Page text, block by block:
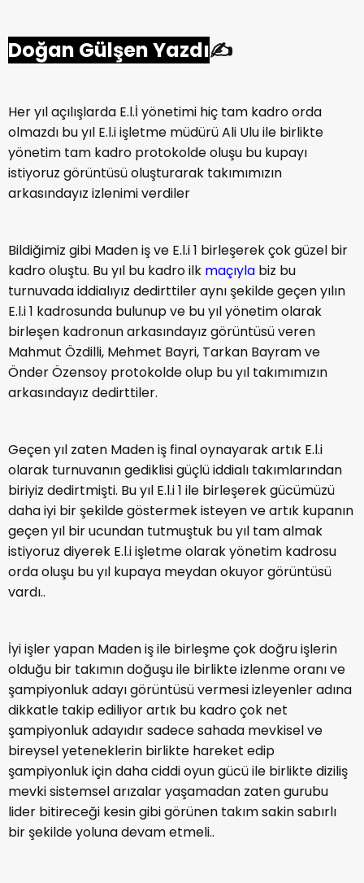
Doğan Gülşen Yazdı✍
Her yıl açılışlarda E.l.İ yönetimi hiç tam kadro orda
olmazdı bu yıl E.l.i işletme müdürü Ali Ulu ile birlikte
yönetim tam kadro protokolde oluşu bu kupayı
istiyoruz görüntüsü oluşturarak takımımızın
arkasındayız izlenimi verdiler
Bildiğimiz gibi Maden iş ve E.l.i 1 birleşerek çok güzel bir
kadro oluştu. Bu yıl bu kadro ilk maçıyla biz bu
turnuvada iddialıyız dedirttiler aynı şekilde geçen yılın
E.l.i 1 kadrosunda bulunup ve bu yıl yönetim olarak
birleşen kadronun arkasındayız görüntüsü veren
Mahmut Özdilli, Mehmet Bayri, Tarkan Bayram ve
Önder Özensoy protokolde olup bu yıl takımımızın
arkasındayız dedirttiler.
Geçen yıl zaten Maden iş final oynayarak artık E.l.i
olarak turnuvanın gediklisi güçlü iddialı takımlarından
biriyiz dedirtmişti. Bu yıl E.l.i 1 ile birleşerek gücümüzü
daha iyi bir şekilde göstermek isteyen ve artık kupanın
geçen yıl bir ucundan tutmuştuk bu yıl tam almak
istiyoruz diyerek E.l.i işletme olarak yönetim kadrosu
orda oluşu bu yıl kupaya meydan okuyor görüntüsü
vardı..
İyi işler yapan Maden iş ile birleşme çok doğru işlerin
olduğu bir takımın doğuşu ile birlikte izlenme oranı ve
şampiyonluk adayı görüntüsü vermesi izleyenler adına
dikkatle takip ediliyor artık bu kadro çok net
şampiyonluk adayıdır sadece sahada mevkisel ve
bireysel yeteneklerin birlikte hareket edip
şampiyonluk için daha ciddi oyun gücü ile birlikte diziliş
mevki sistemsel arızalar yaşamadan zaten gurubu
lider bitireceği kesin gibi görünen takım sakin sabırlı
bir şekilde yoluna devam etmeli..